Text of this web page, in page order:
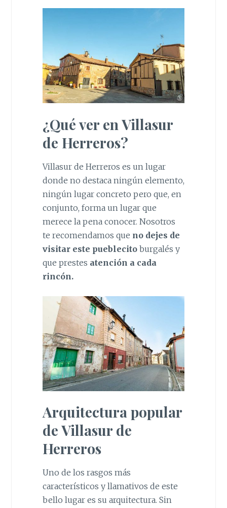
¿Qué ver en Villasur
de Herreros?
Villasur de Herreros es un lugar
donde no destaca ningún elemento,
ningún lugar concreto pero que, en
conjunto, forma un lugar que
merece la pena conocer. Nosotros
te recomendamos que no dejes de
visitar este pueblecitoburgalés y
que prestes atención a cada
rincón.
Arquitectura popular
de Villasur de
Herreros
Uno de los rasgos más
característicos y llamativos de este
bello lugar es su arquitectura. Sin